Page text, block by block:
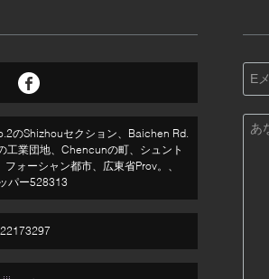
のShizhouセクション、Baichen Rd.
工業団地、Chencunの町、シュント
フォーシャン都市、広東省Prov。、
パー528313